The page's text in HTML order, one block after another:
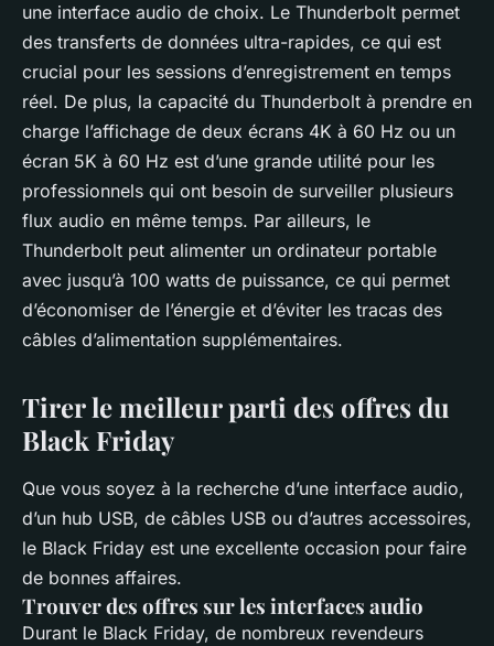
une interface audio de choix. Le Thunderbolt permet
des transferts de données ultra-rapides, ce qui est
crucial pour les sessions d’enregistrement en temps
réel. De plus, la capacité du Thunderbolt à prendre en
charge l’affichage de deux écrans 4K à 60 Hz ou un
écran 5K à 60 Hz est d’une grande utilité pour les
professionnels qui ont besoin de surveiller plusieurs
flux audio en même temps. Par ailleurs, le
Thunderbolt peut alimenter un ordinateur portable
avec jusqu’à 100 watts de puissance, ce qui permet
d’économiser de l’énergie et d’éviter les tracas des
câbles d’alimentation supplémentaires.
Tirer le meilleur parti des offres du
Black Friday
Que vous soyez à la recherche d’une interface audio,
d’un hub USB, de câbles USB ou d’autres accessoires,
le Black Friday est une excellente occasion pour faire
de bonnes affaires.
Trouver des offres sur les interfaces audio
Durant le Black Friday, de nombreux revendeurs